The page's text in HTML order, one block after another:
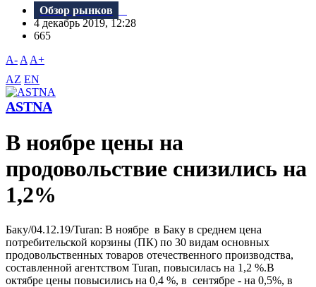
Обзор рынков
4 декабрь 2019, 12:28
665
A- A A+
AZ EN
ASTNA
В ноябре цены на
продовольствие снизились на
1,2%
Баку/04.12.19/Turan: B ноябре в Баку в среднем цена
потребительской корзины (ПК) по 30 видам основных
продовольственных товаров отечественного производства,
составленной агентством Turan, повысилась на 1,2 %.В
октябре цены повысились на 0,4 %, в сентябре - на 0,5%, в